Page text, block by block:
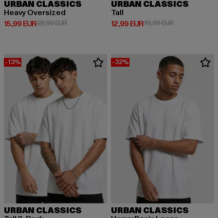
URBAN CLASSICS
Heavy Oversized
15,99 EUR
Derzeitiger Preis: 15,99 EUR
22,99 EURAktionspreis: 22,99 EUR
URBAN CLASSICS
Tall
12,99 EUR
Derzeitiger Preis: 12,99 EUR
19,99 EURAktionspreis:
-13%
URBAN CLASSICS
-32%
URBAN CLASSICS